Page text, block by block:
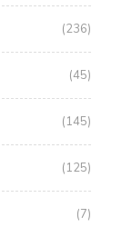
(236)
(45)
(145)
(125)
(7)